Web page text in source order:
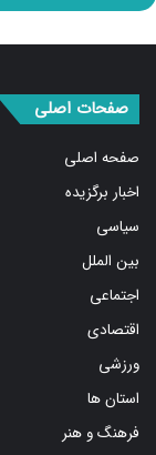
صفحات اصلی
صفحه اصلی
اخبار برگزیده
سیاسی
بین الملل
اجتماعی
اقتصادی
ورزشی
استان ها
فرهنگ و هنر